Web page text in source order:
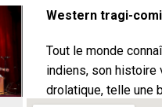
Western tragi-
Tout le monde
indiens, son histoire
drolatique, telle une